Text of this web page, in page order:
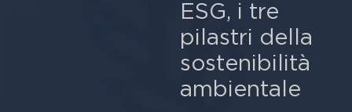
ESG, i tre
pilastri della
sostenibilità
ambientale